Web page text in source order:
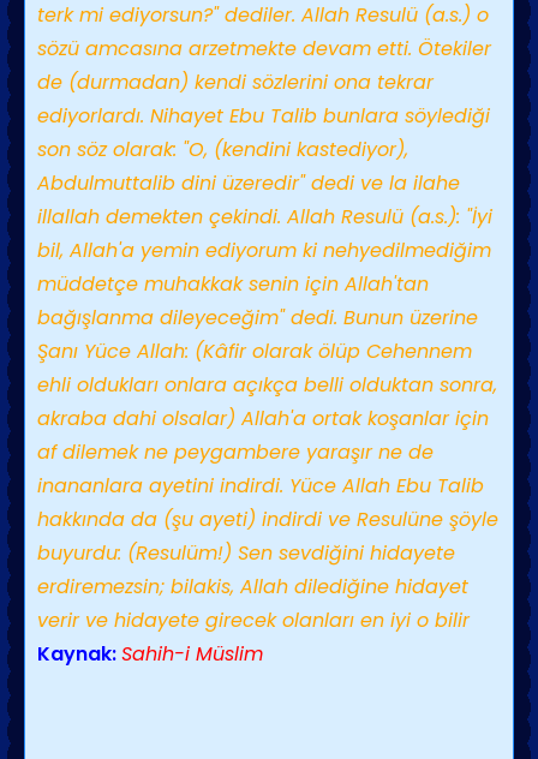
terk mi ediyorsun?" dediler. Allah Resulü (a.s.) o
sözü amcasına arzetmekte devam etti. Ötekiler
de (durmadan) kendi sözlerini ona tekrar
ediyorlardı. Nihayet Ebu Talib bunlara söylediği
son söz olarak: "O, (kendini kastediyor),
Abdulmuttalib dini üzeredir" dedi ve la ilahe
illallah demekten çekindi. Allah Resulü (a.s.): "İyi
bil, Allah'a yemin ediyorum ki nehyedilmediğim
müddetçe muhakkak senin için Allah'tan
bağışlanma dileyeceğim" dedi. Bunun üzerine
Şanı Yüce Allah: (Kâfir olarak ölüp Cehennem
ehli oldukları onlara açıkça belli olduktan sonra,
akraba dahi olsalar) Allah'a ortak koşanlar için
af dilemek ne peygambere yaraşır ne de
inananlara ayetini indirdi. Yüce Allah Ebu Talib
hakkında da (şu ayeti) indirdi ve Resulüne şöyle
buyurdu: (Resulüm!) Sen sevdiğini hidayete
erdiremezsin; bilakis, Allah dilediğine hidayet
verir ve hidayete girecek olanları en iyi o bilir
Kaynak:Sahih-i Müslim